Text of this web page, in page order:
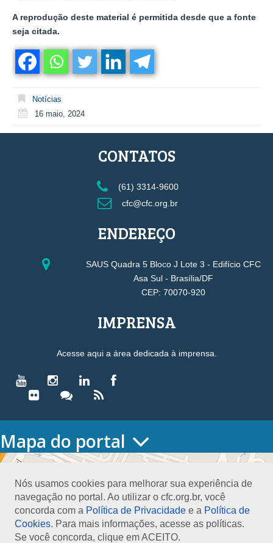
A reprodução deste material é permitida desde que a fonte
seja citada.
Notícias
16 maio, 2024
Nós usamos cookies para melhorar sua experiência de
navegação no portal. Ao utilizar o cfc.org.br, você
concorda com a Política de Privacidade e a Política de
Cookies. Para mais informações, acesse as políticas.
Se você concorda, clique em ACEITO.
CONTATOS
(61) 3314-9600
cfc@cfc.org.br
ENDEREÇO
SAUS Quadra 5 Bloco J Lote 3 - Edifício CFC
Asa Sul - Brasília/DF
CEP: 70070-920
IMPRENSA
Acesse aqui a área dedicada à imprensa.
Mapa do portal
HOME
Conselho Diretor
Nossa Sede
Planejamento
Organograma
Medalha João Lyra